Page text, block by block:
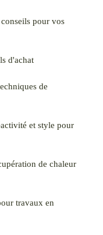
pour vos
d'achat
de
et style pour
de chaleur
travaux en